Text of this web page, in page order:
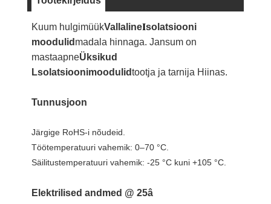
Kuum hulgimüükVallalineIsolatsiooni
moodulid madala hinnaga. Jansum on
mastaapneÜksikud
Lsolatsioonimoodulidtootja ja tarnija Hiinas.
Tunnusjoon
Järgige RoHS-i nõudeid.
Töötemperatuuri vahemik: 0–70 °C.
Säilitustemperatuuri vahemik: -25 °C kuni +105 °C.
Elektrilised andmed @ 25â